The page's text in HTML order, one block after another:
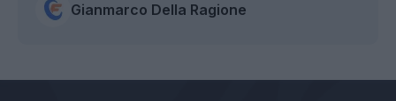
Gianmarco Della Ragione